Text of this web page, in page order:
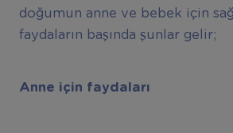
doğumun anne ve bebek için
faydaların başında şunlar gelir;
Anne için faydaları